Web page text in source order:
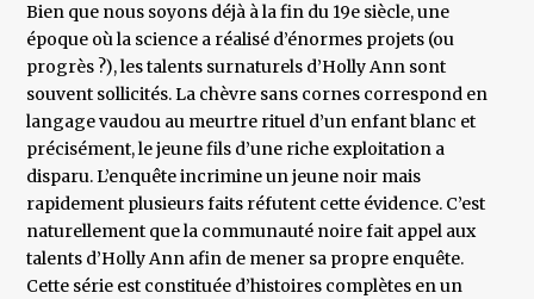
Bien que nous soyons déjà à la fin du 19e siècle, une
époque où la science a réalisé d’énormes projets (ou
progrès ?), les talents surnaturels d’Holly Ann sont
souvent sollicités. La chèvre sans cornes correspond en
langage vaudou au meurtre rituel d’un enfant blanc et
précisément, le jeune fils d’une riche exploitation a
disparu. L’enquête incrimine un jeune noir mais
rapidement plusieurs faits réfutent cette évidence. C’est
naturellement que la communauté noire fait appel aux
talents d’Holly Ann afin de mener sa propre enquête.
Cette série est constituée d’histoires complètes en un